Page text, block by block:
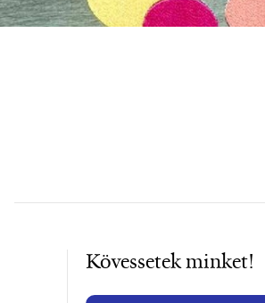
Kövessetek minket!